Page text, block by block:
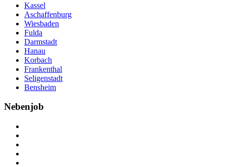
Kassel
Aschaffenburg
Wiesbaden
Fulda
Darmstadt
Hanau
Korbach
Frankenthal
Seligenstadt
Bensheim
Nebenjob